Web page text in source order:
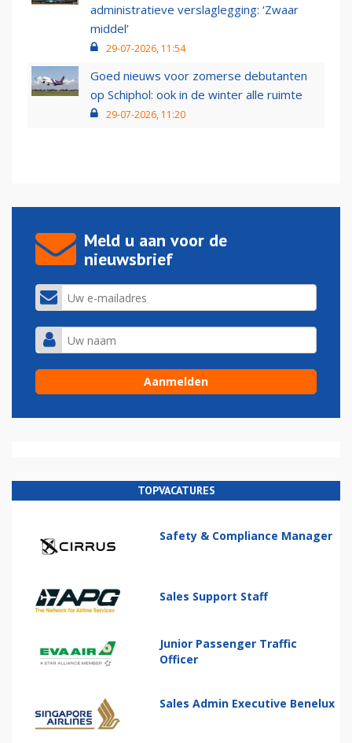
administratieve verslaglegging: ‘Zwaar
middel’
29-07-2026, 11:54
Goed nieuws voor zomerse debutanten
op Schiphol: ook in de winter alle ruimte
29-07-2026, 11:20
Meld u aan voor de
nieuwsbrief
TOPVACATURES
Safety & Compliance Manager
Sales Support Staff
Junior Passenger Traffic
Officer
Sales Admin Executive Benelux